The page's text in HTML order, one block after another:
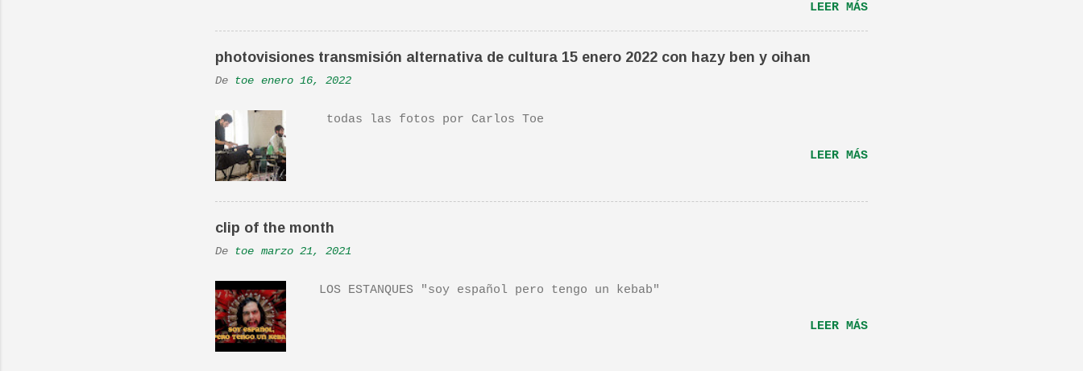
una actuación de Pete. Ayer pude ver una estupenda película llamada "Dan in
Real Life". Recomendada por TOE hace unos posts.Yo también os la recomiendo.
En una escena de la peli Dan y su hermano interpretan esta canción.De hecho
la Banda sonora, interpretada por Sondre Lerche , incluye una magnifica Per-
Versión de este tema de Townshend. PINCHA AQUÍ Y LA TENDRÁS...
LEER MÁS
photovisiones transmisión alternativa de cultura 15 enero 2022 con hazy ben y oihan
De toe enero 16, 2022
todas las fotos por Carlos Toe
LEER MÁS
clip of the month
De toe marzo 21, 2021
LOS ESTANQUES "soy español pero tengo un kebab"
LEER MÁS